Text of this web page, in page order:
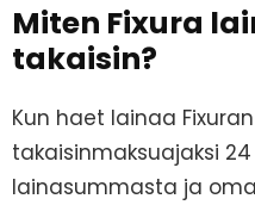
Miten Fixura
takaisin?
Kun haet lainaa
takaisinmaksuajaksi
lainasummasta ja